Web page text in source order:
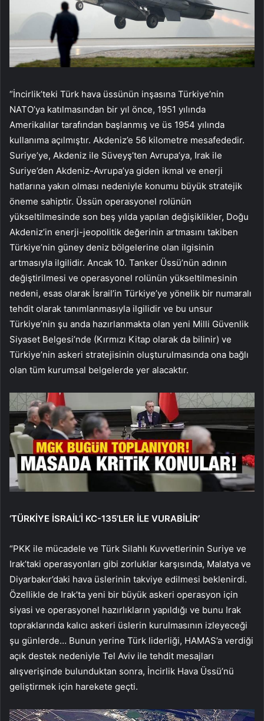
“İncirlik’teki Türk hava üssünün inşasına Türkiye’nin
NATO’ya katılmasından bir yıl önce, 1951 yılında
Amerikalılar tarafından başlanmış ve üs 1954 yılında
kullanıma açılmıştır. Akdeniz’e 56 kilometre mesafededir.
Suriye’ye, Akdeniz ile Süveyş’ten Avrupa’ya, Irak ile
Suriye’den Akdeniz-Avrupa’ya giden ikmal ve enerji
hatlarına yakın olması nedeniyle konumu büyük stratejik
öneme sahiptir. Üssün operasyonel rolünün
yükseltilmesinde son beş yılda yapılan değişiklikler, Doğu
Akdeniz’in enerji-jeopolitik değerinin artmasını takiben
Türkiye’nin güney deniz bölgelerine olan ilgisinin
artmasıyla ilgilidir. Ancak 10. Tanker Üssü’nün adının
değiştirilmesi ve operasyonel rolünün yükseltilmesinin
nedeni, esas olarak İsrail’in Türkiye’ye yönelik bir numaralı
tehdit olarak tanımlanmasıyla ilgilidir ve bu unsur
Türkiye’nin şu anda hazırlanmakta olan yeni Milli Güvenlik
Siyaset Belgesi’nde (Kırmızı Kitap olarak da bilinir) ve
Türkiye’nin askeri stratejisinin oluşturulmasında ona bağlı
olan tüm kurumsal belgelerde yer alacaktır.
‘TÜRKİYE İSRAİL’İ KC-135’LER İLE VURABİLİR’
“PKK ile mücadele ve Türk Silahlı Kuvvetlerinin Suriye ve
Irak’taki operasyonları gibi zorluklar karşısında, Malatya ve
Diyarbakır’daki hava üslerinin takviye edilmesi beklenirdi.
Özellikle de Irak’ta yeni bir büyük askeri operasyon için
siyasi ve operasyonel hazırlıkların yapıldığı ve bunu Irak
topraklarında kalıcı askeri üslerin kurulmasının izleyeceği
şu günlerde… Bunun yerine Türk liderliği, HAMAS’a verdiği
açık destek nedeniyle Tel Aviv ile tehdit mesajları
alışverişinde bulunduktan sonra, İncirlik Hava Üssü’nü
geliştirmek için harekete geçti.